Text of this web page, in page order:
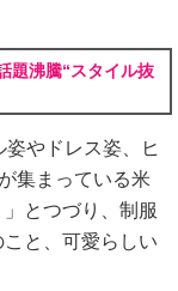
題沸騰“スタイル抜
やドレス姿、ヒ
集まっている米
とつづり、制服
と、可愛らしい